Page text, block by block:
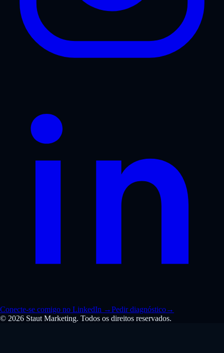
Conecte-se comigo no LinkedIn →Pedir diagnóstico→
© 2026 Staut Marketing. Todos os direitos reservados.